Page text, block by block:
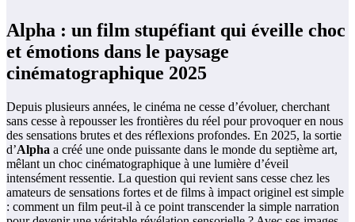
Alpha : un film stupéfiant qui éveille choc
et émotions dans le paysage
cinématographique 2025
Depuis plusieurs années, le cinéma ne cesse d’évoluer, cherchant
sans cesse à repousser les frontières du réel pour provoquer en nous
des sensations brutes et des réflexions profondes. En 2025, la sortie
d’Alpha a créé une onde puissante dans le monde du septième art,
mêlant un choc cinématographique à une lumière d’éveil
intensément ressentie. La question qui revient sans cesse chez les
amateurs de sensations fortes et de films à impact originel est simple
: comment un film peut-il à ce point transcender la simple narration